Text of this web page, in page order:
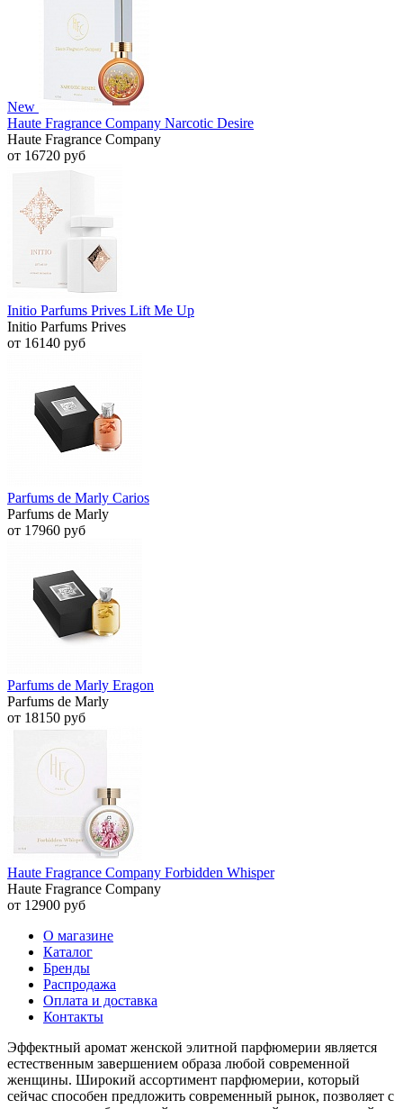
New
Haute Fragrance Company Narcotic Desire
Haute Fragrance Company
от 16720 руб
Initio Parfums Prives Lift Me Up
Initio Parfums Prives
от 16140 руб
Parfums de Marly Carios
Parfums de Marly
от 17960 руб
Parfums de Marly Eragon
Parfums de Marly
от 18150 руб
Haute Fragrance Company Forbidden Whisper
Haute Fragrance Company
от 12900 руб
О магазине
Каталог
Бренды
Распродажа
Оплата и доставка
Контакты
Эффектный аромат женской элитной парфюмерии является
естественным завершением образа любой современной
женщины. Широкий ассортимент парфюмерии, который
сейчас способен предложить современный рынок, позволяет с